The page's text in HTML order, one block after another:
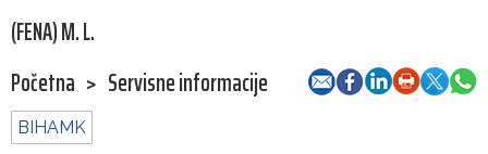
(FENA) M. L.
Početna > Servisne informacije
BIHAMK